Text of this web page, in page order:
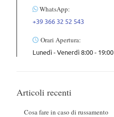
WhatsApp:
+39 366 32 52 543
Orari Apertura:
Lunedì - Venerdì 8:00 - 19:00
Articoli recenti
Cosa fare in caso di russamento